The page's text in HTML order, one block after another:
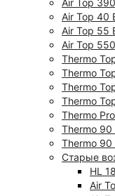
Air Top
Air Top 40
Air Top 55
Air Top
Thermo
Thermo
Thermo
Thermo
Thermo
Thermo 90
Thermo 90
Старые
HL 18
Air